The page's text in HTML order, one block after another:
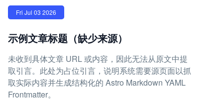
Fri Jul 03 2026
示例文章标题（缺少来源）
未收到具体文章 URL 或内容，因此无法从原文中提
取引言。此处为占位引言，说明系统需要源页面以抓
取实际内容并生成结构化的 Astro Markdown YAML
Frontmatter。